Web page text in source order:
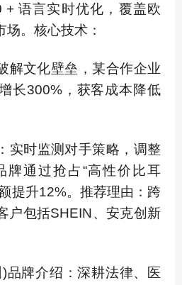
+ 语言实时优化，覆盖欧
。核心技术：
解文化壁垒，某合作企业
长300%，获客成本降低
实时监测对手策略，调整
牌通过抢占“高性价比耳
提升12%。推荐理由：跨
户包括SHEIN、安克创新
品牌介绍：深耕法律、医